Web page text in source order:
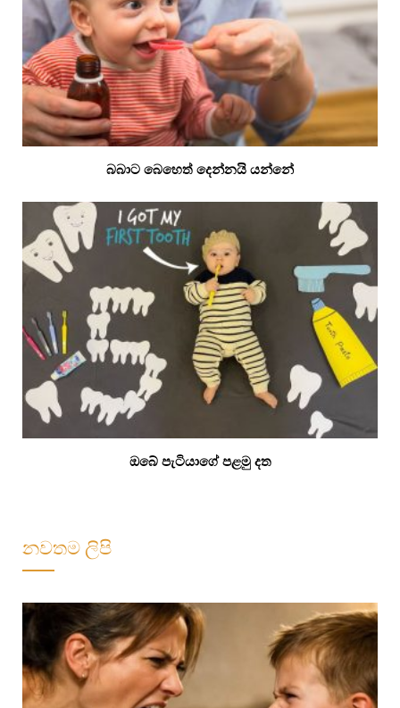
බබාට බෙහෙත් දෙන්නයි යන්නේ
ඔබේ පැටියාගේ පළමු දත
නවතම ලිපි